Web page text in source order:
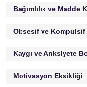
Bağımlılık ve Madde
Obsesif ve Kompulsif
Kaygı ve Anksiyete
Motivasyon Eksikliği